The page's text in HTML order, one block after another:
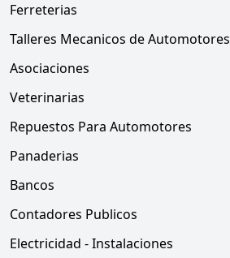
Ferreterias
Talleres Mecanicos de Automotores
Asociaciones
Veterinarias
Repuestos Para Automotores
Panaderias
Bancos
Contadores Publicos
Electricidad - Instalaciones